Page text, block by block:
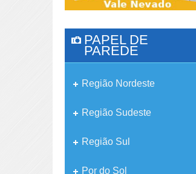
PAPEL DE
PAREDE
Região Nordeste
Região Sudeste
Região Sul
Por do Sol